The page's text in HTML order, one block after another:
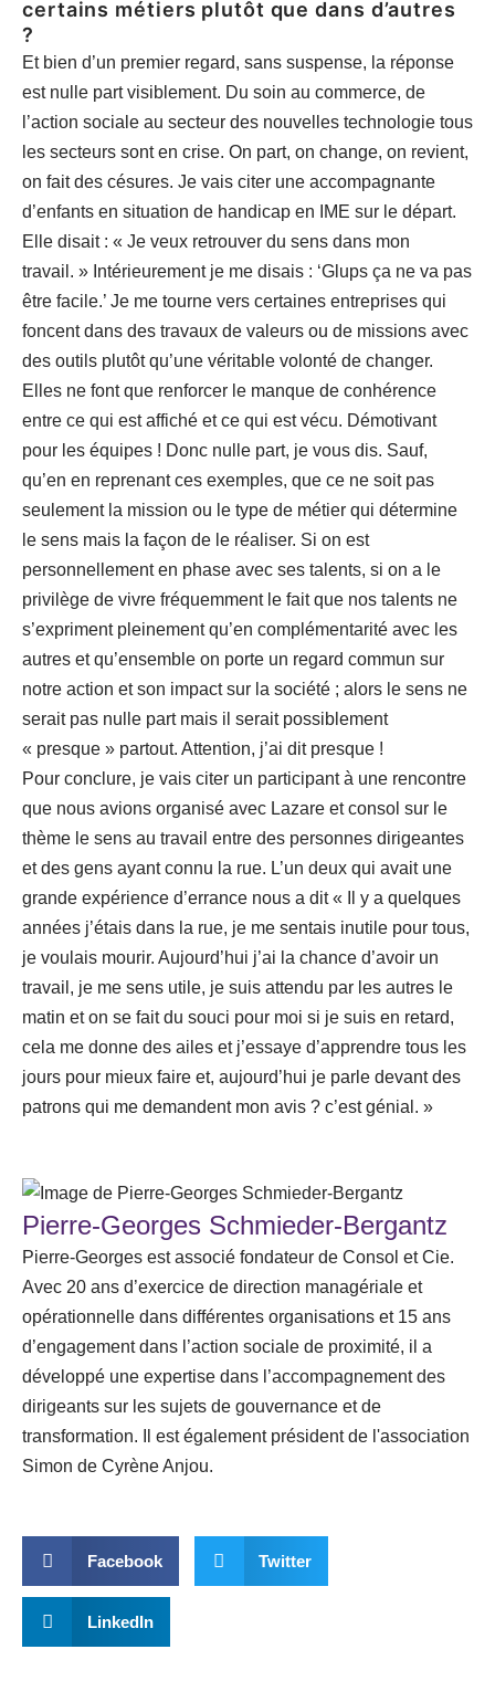
certains métiers plutôt que dans d’autres
?
Et bien d’un premier regard, sans suspense, la réponse
est nulle part visiblement. Du soin au commerce, de
l’action sociale au secteur des nouvelles technologie tous
les secteurs sont en crise. On part, on change, on revient,
on fait des césures. Je vais citer une accompagnante
d’enfants en situation de handicap en IME sur le départ.
Elle disait : « Je veux retrouver du sens dans mon
travail. » Intérieurement je me disais : ‘Glups ça ne va pas
être facile.’ Je me tourne vers certaines entreprises qui
foncent dans des travaux de valeurs ou de missions avec
des outils plutôt qu’une véritable volonté de changer.
Elles ne font que renforcer le manque de conhérence
entre ce qui est affiché et ce qui est vécu. Démotivant
pour les équipes ! Donc nulle part, je vous dis. Sauf,
qu’en en reprenant ces exemples, que ce ne soit pas
seulement la mission ou le type de métier qui détermine
le sens mais la façon de le réaliser. Si on est
personnellement en phase avec ses talents, si on a le
privilège de vivre fréquemment le fait que nos talents ne
s’expriment pleinement qu’en complémentarité avec les
autres et qu’ensemble on porte un regard commun sur
notre action et son impact sur la société ; alors le sens ne
serait pas nulle part mais il serait possiblement
« presque » partout. Attention, j’ai dit presque !
Pour conclure, je vais citer un participant à une rencontre
que nous avions organisé avec Lazare et consol sur le
thème le sens au travail entre des personnes dirigeantes
et des gens ayant connu la rue. L’un deux qui avait une
grande expérience d’errance nous a dit « Il y a quelques
années j’étais dans la rue, je me sentais inutile pour tous,
je voulais mourir. Aujourd’hui j’ai la chance d’avoir un
travail, je me sens utile, je suis attendu par les autres le
matin et on se fait du souci pour moi si je suis en retard,
cela me donne des ailes et j’essaye d’apprendre tous les
jours pour mieux faire et, aujourd’hui je parle devant des
patrons qui me demandent mon avis ? c’est génial. »
Pierre-Georges Schmieder-Bergantz
Pierre-Georges est associé fondateur de Consol et Cie.
Avec 20 ans d’exercice de direction managériale et
opérationnelle dans différentes organisations et 15 ans
d’engagement dans l’action sociale de proximité, il a
développé une expertise dans l’accompagnement des
dirigeants sur les sujets de gouvernance et de
transformation. Il est également président de l'association
Simon de Cyrène Anjou.
Facebook Twitter
LinkedIn